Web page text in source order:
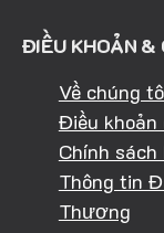
ĐIỀU KHOẢN &
Về chúng
Điều khoản
Chính sách
Thông tin
Thương